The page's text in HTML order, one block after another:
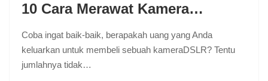
10 Cara Merawat Kamera…
Coba ingat baik-baik, berapakah uang yang Anda
keluarkan untuk membeli sebuah kameraDSLR? Tentu
jumlahnya tidak…